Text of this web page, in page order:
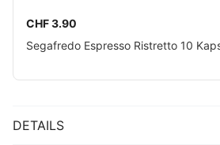
CHF 3.90
Segafredo Espresso Ristretto 10
DETAILS